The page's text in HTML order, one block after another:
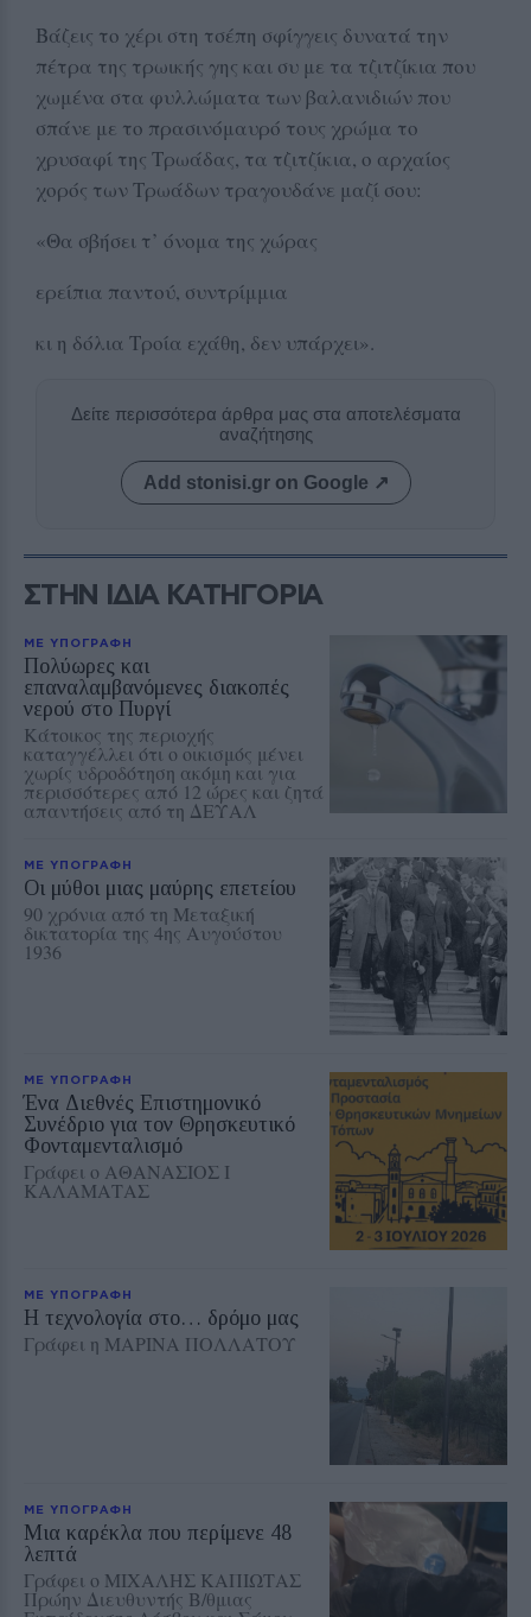
Βάζεις το χέρι στη τσέπη σφίγγεις δυνατά την
πέτρα της τρωικής γης και συ με τα τζιτζίκια που
χωμένα στα φυλλώματα των βαλανιδιών που
σπάνε με το πρασινόμαυρό τους χρώμα το
χρυσαφί της Τρωάδας, τα τζιτζίκια, ο αρχαίος
χορός των Τρωάδων τραγουδάνε μαζί σου:
«Θα σβήσει τ’ όνομα της χώρας
ερείπια παντού, συντρίμμια
κι η δόλια Τροία εχάθη, δεν υπάρχει».
Δείτε περισσότερα άρθρα μας στα αποτελέσματα
αναζήτησης
Add stonisi.gr on Google ↗
ΣΤΗΝ ΙΔΙΑ ΚΑΤΗΓΟΡΙΑ
ΜΕ ΥΠΟΓΡΑΦΗ
Πολύωρες και
επαναλαμβανόμενες διακοπές
νερού στο Πυργί
Κάτοικος της περιοχής
καταγγέλλει ότι ο οικισμός μένει
χωρίς υδροδότηση ακόμη και για
περισσότερες από 12 ώρες και ζητά
απαντήσεις από τη ΔΕΥΑΛ
ΜΕ ΥΠΟΓΡΑΦΗ
Οι μύθοι μιας μαύρης επετείου
90 χρόνια από τη Μεταξική
δικτατορία της 4ης Αυγούστου
1936
ΜΕ ΥΠΟΓΡΑΦΗ
Ένα Διεθνές Επιστημονικό
Συνέδριο για τον Θρησκευτικό
Φονταμενταλισμό
Γράφει ο ΑΘΑΝΑΣΙΟΣ Ι
ΚΑΛΑΜΑΤΑΣ
ΜΕ ΥΠΟΓΡΑΦΗ
Η τεχνολογία στο… δρόμο μας
Γράφει η ΜΑΡΙΝΑ ΠΟΛΛΑΤΟΥ
ΜΕ ΥΠΟΓΡΑΦΗ
Μια καρέκλα που περίμενε 48
λεπτά
Γράφει ο ΜΙΧΑΛΗΣ ΚΑΠΙΩΤΑΣ
Πρώην Διευθυντής Β/θμιας